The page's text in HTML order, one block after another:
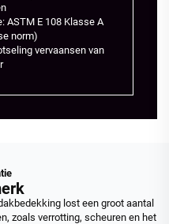
ASTM E 108 Klasse A
norm)
vervaansen van
lost een groot aantal
zoals verrotting, scheuren en het